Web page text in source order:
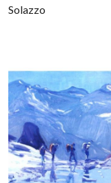
Solazzo